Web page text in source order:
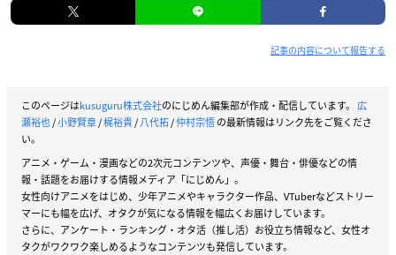
記事の内容について報告する
このページはkusuguru株式会社のにじめん編集部が作成・配信しています。 広
瀬裕也/小野賢章/梶裕貴/八代拓/仲村宗悟の最新情報はリンク先をご覧くださ
い。
アニメ・ゲーム・漫画などの2次元コンテンツや、声優・舞台・俳優などの情
報・話題をお届けする情報メディア「にじめん」。
女性向けアニメをはじめ、少年アニメやキャラクター作品、VTuberなどストリー
マーにも幅を広げ、オタクが気になる情報を幅広くお届けしています。
さらに、アンケート・ランキング・オタ活（推し活）お役立ち情報など、女性オ
タクがワクワク楽しめるようなコンテンツも発信しています。